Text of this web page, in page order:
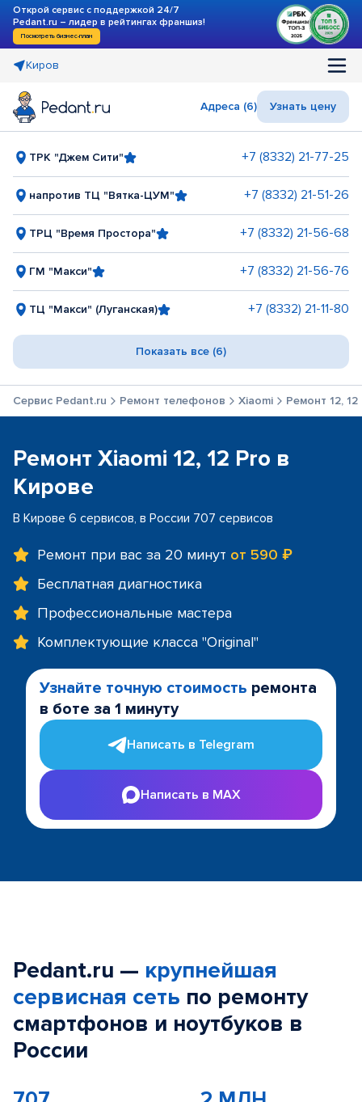
Открой сервис с поддержкой 24/7
Pedant.ru – лидер в рейтингах франшиз!
Посмотреть бизнес-план
Киров
Адреса (6) Узнать цену
ТРК "Джем Сити" +7 (8332) 21-77-25
напротив ТЦ "Вятка-ЦУМ" +7 (8332) 21-51-26
ТРЦ "Время Простора" +7 (8332) 21-56-68
ГМ "Макси" +7 (8332) 21-56-76
ТЦ "Макси" (Луганская) +7 (8332) 21-11-80
Показать все (6)
Сервис Pedant.ru Ремонт телефонов Xiaomi Ремонт 12, 12
Ремонт Xiaomi 12, 12 Pro в
Кирове
В Кирове 6 сервисов, в России 707 сервисов
Ремонт при вас за 20 минут от 590 ₽
Бесплатная диагностика
Профессиональные мастера
Комплектующие класса "Original"
Узнайте точную стоимость ремонта
в боте за 1 минуту
Написать в Telegram
Написать в MAX
Pedant.ru — крупнейшая
сервисная сеть по ремонту
смартфонов и ноутбуков в
России